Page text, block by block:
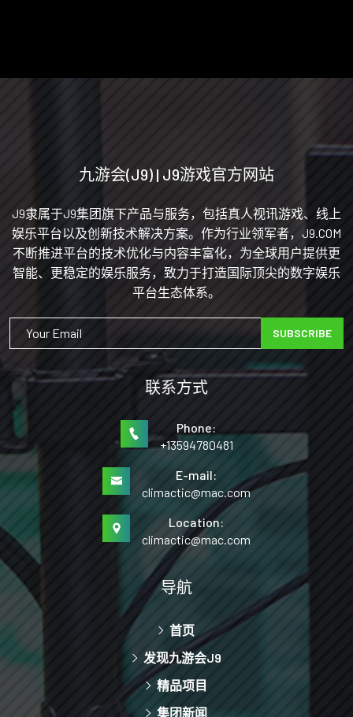
九游会(J9) | J9游戏官方网站
J9隶属于J9集团旗下产品与服务，包括真人视讯游戏、线上
娱乐平台以及创新技术解决方案。作为行业领军者，J9.COM
不断推进平台的技术优化与内容丰富化，为全球用户提供更
智能、更稳定的娱乐服务，致力于打造国际顶尖的数字娱乐
平台生态体系。
SUBSCRIBE
联系方式
Phone:
+13594780481
E-mail:
climactic@mac.com
Location:
climactic@mac.com
导航
首页
发现九游会J9
精品项目
集团新闻